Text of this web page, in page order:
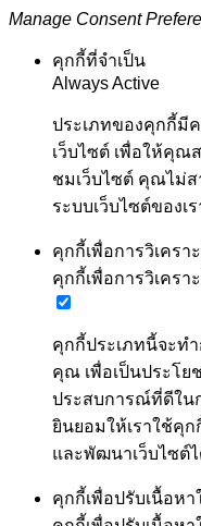
Manage Consent
คุกกี้ที่จำเป็น
Always Active
ประเภทของคุกกี้มี
เว็บไซต์ เพื่อให้คุณ
ชมเว็บไซต์ คุณไม่
ระบบเว็บไซต์ของเ
คุกกี้เพื่อการวิเครา
คุกกี้เพื่อการวิเครา
คุกกี้ประเภทนี้จะท
คุณ เพื่อเป็นประโย
ประสบการณ์ที่ดีใน
ยินยอมให้เราใช้คุก
และพัฒนาเว็บไซต์
คุกกี้เพื่อปรับเนื้อห